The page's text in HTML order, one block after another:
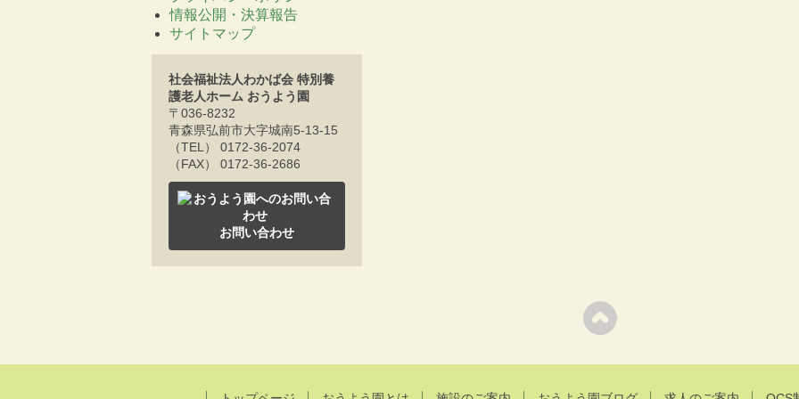
情報公開・決算報告
サイトマップ
社会福祉法人わかば会 特別養
護老人ホーム おうよう園
〒036-8232
青森県弘前市大字城南5-13-15
（TEL） 0172-36-2074
（FAX） 0172-36-2686
お問い合わせ